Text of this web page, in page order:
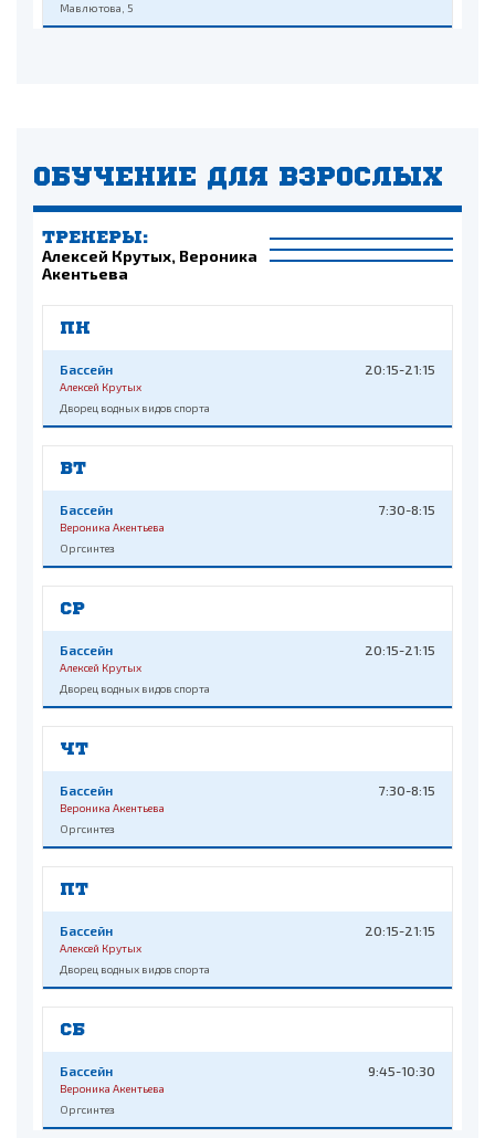
Мавлютова, 5
ОБУЧЕНИЕ ДЛЯ ВЗРОСЛЫХ
ТРЕНЕРЫ:
Алексей Крутых, Вероника
Акентьева
ПН
Бассейн
Алексей Крутых
20:15-21:15
Дворец водных видов спорта
ВТ
Бассейн
Вероника Акентьева
7:30-8:15
Оргсинтез
СР
Бассейн
Алексей Крутых
20:15-21:15
Дворец водных видов спорта
ЧТ
Бассейн
Вероника Акентьева
7:30-8:15
Оргсинтез
ПТ
Бассейн
Алексей Крутых
20:15-21:15
Дворец водных видов спорта
СБ
Бассейн
Вероника Акентьева
9:45-10:30
Оргсинтез